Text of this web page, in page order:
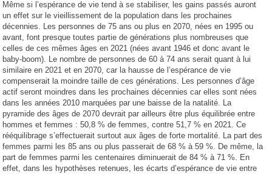
Même si l’espérance de vie tend à se stabiliser, les gains passés auront
un effet sur le vieillissement de la population dans les prochaines
décennies. Les personnes de 75 ans ou plus en 2070, nées en 1995 ou
avant, font presque toutes partie de générations plus nombreuses que
celles de ces mêmes âges en 2021 (nées avant 1946 et donc avant le
baby-boom). Le nombre de personnes de 60 à 74 ans serait quant à lui
similaire en 2021 et en 2070, car la hausse de l’espérance de vie
compenserait la moindre taille de ces générations. Les personnes d’âge
actif seront moindres dans les prochaines décennies car elles sont nées
dans les années 2010 marquées par une baisse de la natalité. La
pyramide des âges de 2070 devrait par ailleurs être plus équilibrée entre
hommes et femmes : 50,8 % de femmes, contre 51,7 % en 2021. Ce
rééquilibrage s’effectuerait surtout aux âges de forte mortalité. La part des
femmes parmi les 85 ans ou plus passerait de 68 % à 59 %. De même, la
part de femmes parmi les centenaires diminuerait de 84 % à 71 %. En
effet, dans les hypothèses retenues, les écarts d’espérance de vie entre